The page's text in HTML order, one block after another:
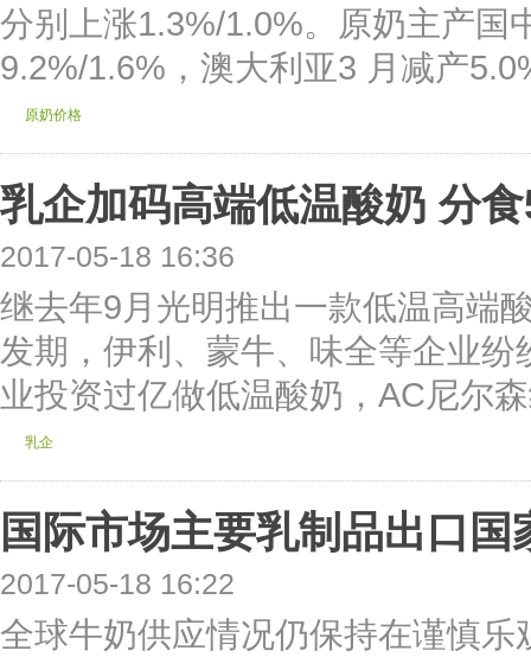
分别上涨1.3%/1.0%。原奶主产国
9.2%/1.6%，澳大利亚3 月减产
原奶价格
乳企加码高端低温酸奶 分
2017-05-18 16:36
继去年9月光明推出一款低温高端
发期，伊利、蒙牛、味全等企业
业投资过亿做低温酸奶，AC尼尔
乳企
国际市场主要乳制品出口
2017-05-18 16:22
全球牛奶供应情况仍保持在谨慎